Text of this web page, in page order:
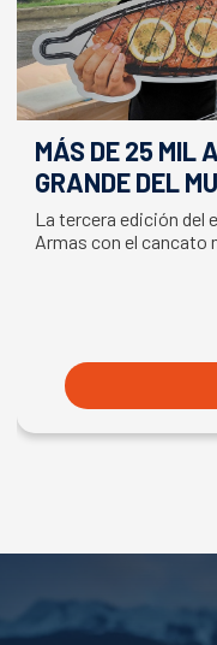
MÁS DE 25 MIL
GRANDE DEL
LA SEMANA
La tercera edición del
Armas con el cancato